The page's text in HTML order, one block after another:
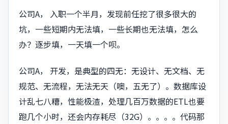
公司A， 入职一个半月，发现前任挖了很多很大的
坑，一些短期内无法填，一些长期也无法填，怎么
办？逐步填，一天填一个呗。
公司A， 开发，是典型的四无：无设计、无文档、无
规范、无流程，无法无天（噢，五无了）。数据库设
计乱七八糟，性能极渣，处理几百万数据的ETL也要
跑几个小时，还会内存耗尽（32G）。。。。代码那